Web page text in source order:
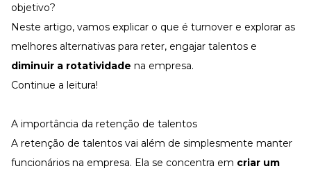
Confira nossos materiais
E-book
Aprofunde seu conhecimento
Ferramentas e Templates
Infográfico
Conteúdo prático e rápido
Kits
Materiais centralizados
objetivo?
Neste artigo, vamos explicar o que é turnover e explorar as
melhores alternativas para reter, engajar talentos e
diminuir a rotatividade na empresa.
Continue a leitura!
A importância da retenção de talentos
A retenção de talentos vai além de simplesmente manter
funcionários na empresa. Ela se concentra em criar um